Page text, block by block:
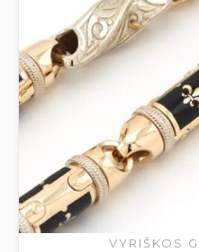
VYRIŠKOS